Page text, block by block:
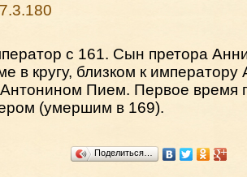
с 161. Сын претора
в кругу, близком к
Пием. Первое время
(умершим в 169).
Поделиться…